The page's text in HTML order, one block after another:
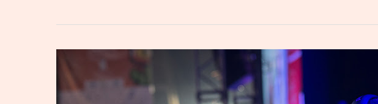
problème
avec